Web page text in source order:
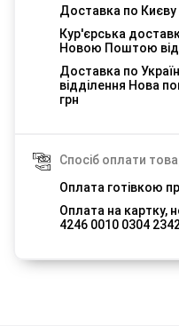
Доставка по Києву
Кур'єрська
Новою Поштою від
Доставка по
відділення Нова
грн
Спосіб оплати
Оплата готівкою
Оплата на картку,
4246 0010 0304